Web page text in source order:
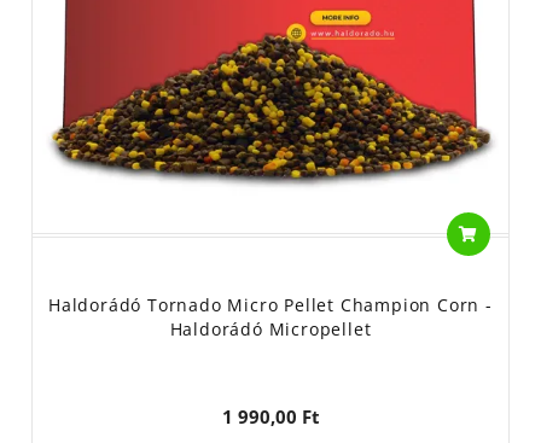
Haldorádó Tornado Micro Pellet Champion Corn -
Haldorádó Micropellet
1 990,00 Ft